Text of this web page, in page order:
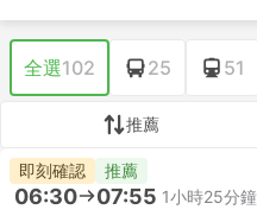
全選102 25 51
推薦
即刻確認 推薦
06:30 07:55 1小時25分鐘